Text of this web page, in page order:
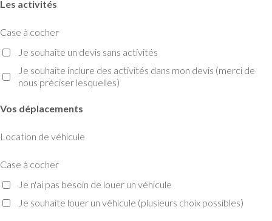
Les activités
Case à cocher
Je souhaite un devis sans activités
Je souhaite inclure des activités dans mon devis (merci de
nous préciser lesquelles)
Vos déplacements
Location de véhicule
Case à cocher
Je n'ai pas besoin de louer un véhicule
Je souhaite louer un véhicule (plusieurs choix possibles)